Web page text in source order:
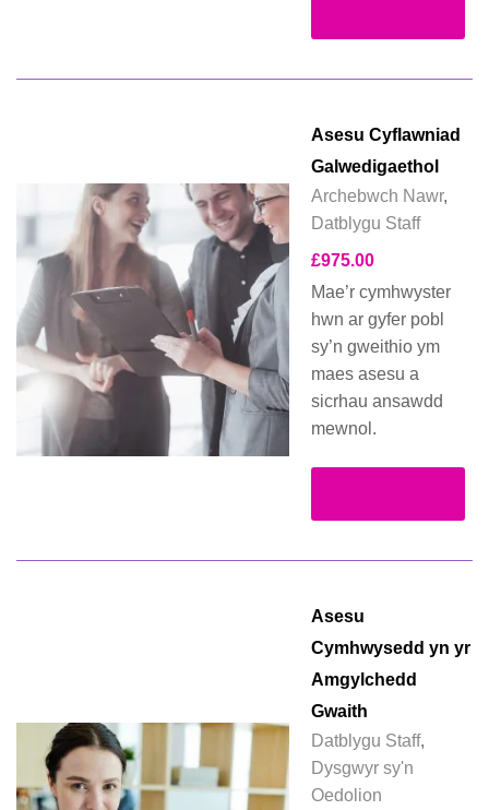
Asesu Cyflawniad
Galwedigaethol
Archebwch Nawr,
Datblygu Staff
£975.00
Mae’r cymhwyster
hwn ar gyfer pobl
sy’n gweithio ym
maes asesu a
sicrhau ansawdd
mewnol.
Asesu
Cymhwysedd yn yr
Amgylchedd
Gwaith
Datblygu Staff,
Dysgwyr sy'n
Oedolion